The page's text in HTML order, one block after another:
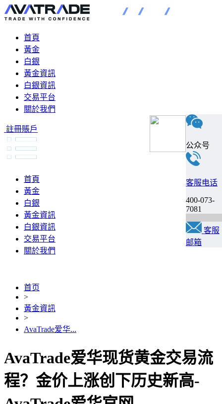
首頁
黃金
白銀
黃金資訊
白銀資訊
交易平台
關於我們
註冊賬戶
首頁
黃金
白銀
黃金資訊
白銀資訊
交易平台
關於我們
首页
>
黃金資訊
>
AvaTrade爱华...
AvaTrade爱华现货黄金交易流
程？金价上涨创下历史新高-
公众号
客服电话
400-073-
7081
客服
邮箱